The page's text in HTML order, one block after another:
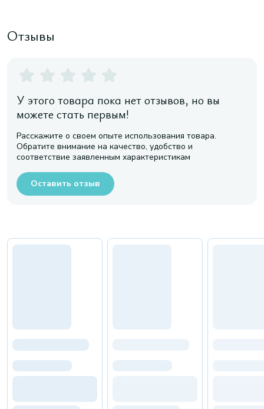
Отзывы
У этого товара пока нет отзывов, но вы
можете стать первым!
Расскажите о своем опыте использования товара.
Обратите внимание на качество, удобство и
соответствие заявленным характеристикам
Оставить отзыв